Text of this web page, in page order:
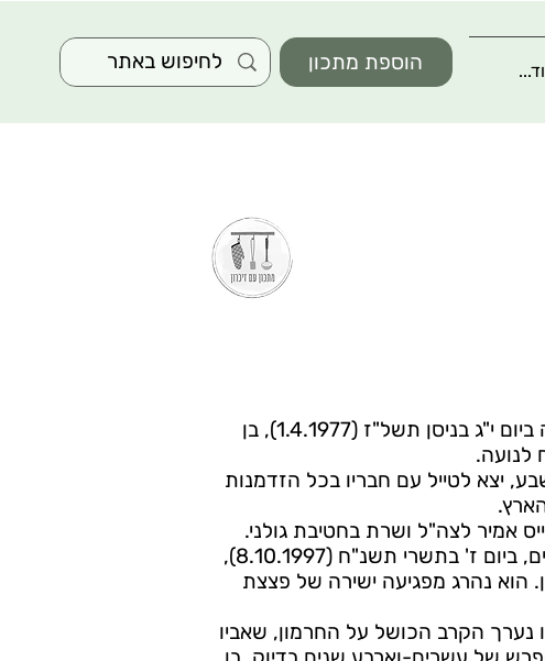
הוספת מתכון
אמיר יואלי נולד בחיפה ביום י"ג בניסן תשל"ז (1.4.1977), בן
לנועה.
יצא לטייל עם חבריו בכל הזדמנות
1995 התגייס אמיר לצה"ל ושרת בחטיבת גולני.
יומיים לפני יום הכיפורים, ביום ז' בתשרי תשנ"ח (8.10.1997),
הוא נהרג מפגיעה ישירה של פצצת
נערך הקרב הכושל על החרמון, שאביו